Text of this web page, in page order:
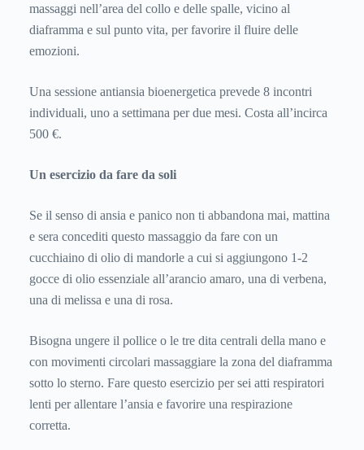
massaggi nell’area del collo e delle spalle, vicino al
diaframma e sul punto vita, per favorire il fluire delle
emozioni.
Una sessione antiansia bioenergetica prevede 8 incontri
individuali, uno a settimana per due mesi. Costa all’incirca
500 €.
Un esercizio da fare da soli
Se il senso di ansia e panico non ti abbandona mai, mattina
e sera concediti questo massaggio da fare con un
cucchiaino di olio di mandorle a cui si aggiungono 1-2
gocce di olio essenziale all’arancio amaro, una di verbena,
una di melissa e una di rosa.
Bisogna ungere il pollice o le tre dita centrali della mano e
con movimenti circolari massaggiare la zona del diaframma
sotto lo sterno. Fare questo esercizio per sei atti respiratori
lenti per allentare l’ansia e favorire una respirazione
corretta.